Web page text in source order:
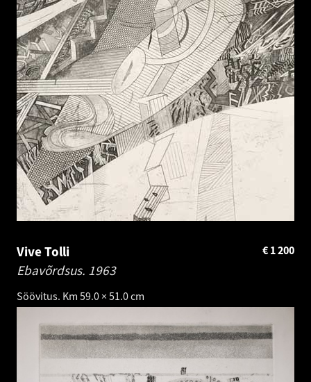
Vive Tolli
Ebavõrdsus. 1963
Söövitus. Km 59.0 × 51.0 cm
1 200
€